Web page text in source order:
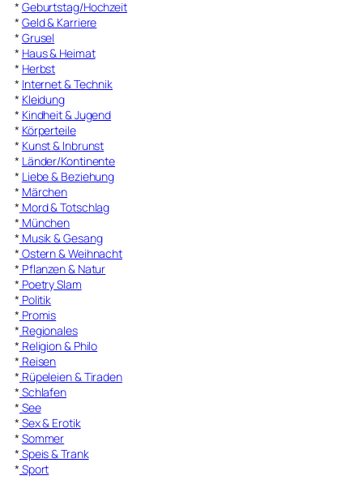
* Geburtstag/Hochzeit
* Geld & Karriere
* Grusel
* Haus & Heimat
* Herbst
* Internet & Technik
* Kleidung
* Kindheit & Jugend
* Körperteile
* Kunst & Inbrunst
* Länder/Kontinente
* Liebe & Beziehung
* Märchen
* Mord & Totschlag
* München
* Musik & Gesang
* Ostern & Weihnacht
* Pflanzen & Natur
* Poetry Slam
* Politik
* Promis
* Regionales
* Religion & Philo
* Reisen
* Rüpeleien & Tiraden
* Schlafen
* See
* Sex & Erotik
* Sommer
* Speis & Trank
* Sport